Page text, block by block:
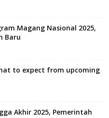
Magang Nasional 2025,
Baru
to expect from upcoming
Akhir 2025, Pemerintah